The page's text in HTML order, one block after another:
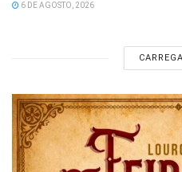
6 DE AGOSTO, 2026